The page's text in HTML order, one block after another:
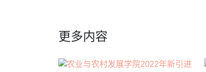
更多内容